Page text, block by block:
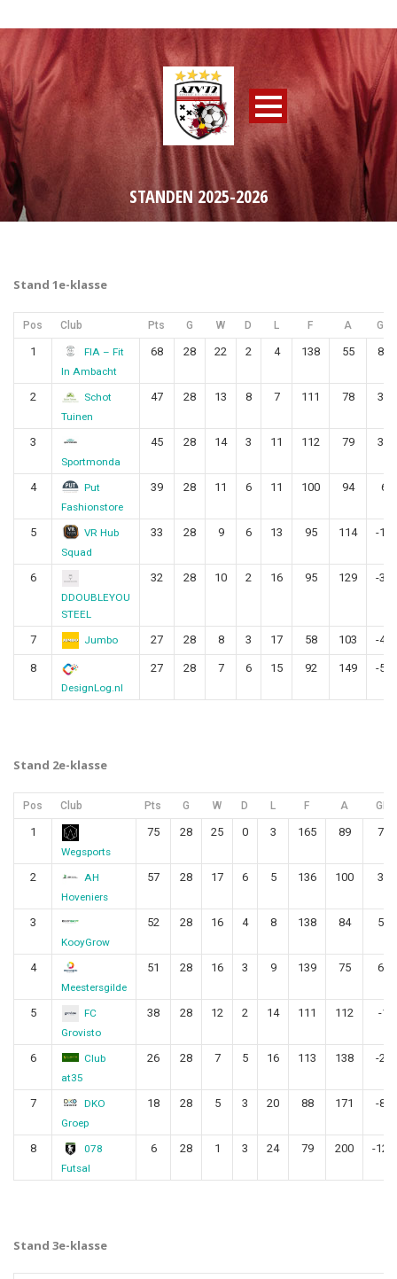
STANDEN 2025-2026
Stand 1e-klasse
Pos Club Pts G W D L F A GD
1
FIA – Fit
In Ambacht
68 28 22 2 4 138 55 83
2
Schot
Tuinen
47 28 13 8 7 111 78 33
3
Sportmonda
45 28 14 3 11 112 79 33
4
Put
Fashionstore
39 28 11 6 11 100 94 6
5
VR Hub
Squad
33 28 9 6 13 95 114 -19
6
DDOUBLEYOU
STEEL
32 28 10 2 16 95 129 -34
7 Jumbo 27 28 8 3 17 58 103 -45
8
DesignLog.nl
27 28 7 6 15 92 149 -57
Stand 2e-klasse
Pos Club Pts G W D L F A GD
1
Wegsports
75 28 25 0 3 165 89 76
2
AH
Hoveniers
57 28 17 6 5 136 100 36
3
KooyGrow
52 28 16 4 8 138 84 54
4
Meestersgilde
51 28 16 3 9 139 75 64
5
FC
Grovisto
38 28 12 2 14 111 112 -1
6
Club
at35
26 28 7 5 16 113 138 -25
7
DKO
Groep
18 28 5 3 20 88 171 -83
8
078
Futsal
6 28 1 3 24 79 200 -121
Stand 3e-klasse